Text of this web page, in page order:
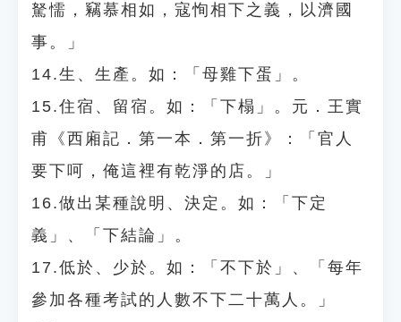
駑懦，竊慕相如，寇恂相下之義，以濟國
事。」
14.生、生產。如：「母雞下蛋」。
15.住宿、留宿。如：「下榻」。元．王實
甫《西廂記．第一本．第一折》：「官人
要下呵，俺這裡有乾淨的店。」
16.做出某種說明、決定。如：「下定
義」、「下結論」。
17.低於、少於。如：「不下於」、「每年
參加各種考試的人數不下二十萬人。」